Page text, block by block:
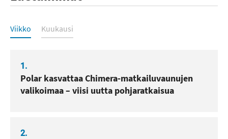
Luetuimmat
Viikko Kuukausi
1.
Polar kasvattaa Chimera-matkailuvaunujen
valikoimaa – viisi uutta pohjaratkaisua
2.